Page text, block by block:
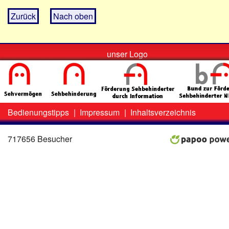
Zurück Nach oben
unser Logo
Zweit-
Menü
Bedienungstipps | Impressum | Inhaltsverzeichnis
717656 Besucher